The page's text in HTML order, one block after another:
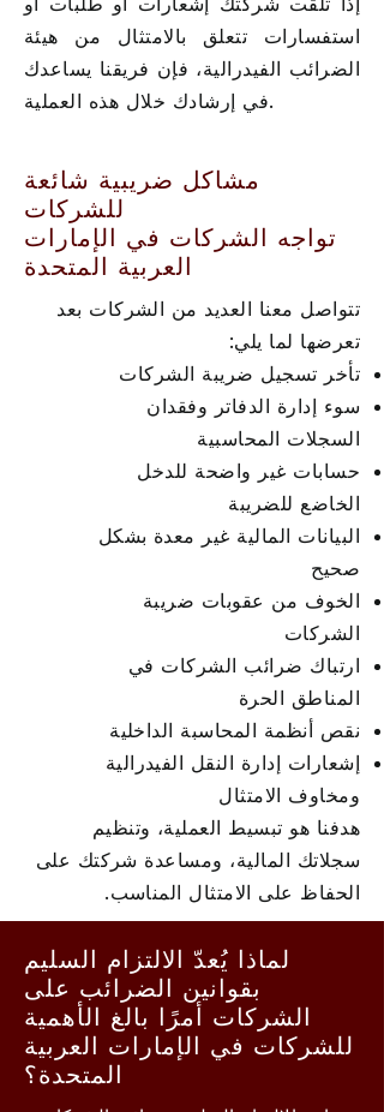
استفسارات تتعلق بالامتثال من هيئة
الضرائب الفيدرالية، فإن فريقنا يساعدك
في إرشادك خلال هذه العملية.
مشاكل ضريبية شائعة
للشركات
تواجه الشركات في الإمارات
العربية المتحدة
تتواصل معنا العديد من الشركات بعد
تعرضها لما يلي:
تأخر تسجيل ضريبة الشركات
سوء إدارة الدفاتر وفقدان
السجلات المحاسبية
حسابات غير واضحة للدخل
الخاضع للضريبة
البيانات المالية غير معدة بشكل
صحيح
الخوف من عقوبات ضريبة
الشركات
ارتباك ضرائب الشركات في
المناطق الحرة
نقص أنظمة المحاسبة الداخلية
إشعارات إدارة النقل الفيدرالية
ومخاوف الامتثال
هدفنا هو تبسيط العملية، وتنظيم
سجلاتك المالية، ومساعدة شركتك على
الحفاظ على الامتثال المناسب.
لماذا يُعدّ الالتزام السليم
بقوانين الضرائب على
الشركات أمرًا بالغ الأهمية
للشركات في الإمارات العربية
المتحدة؟